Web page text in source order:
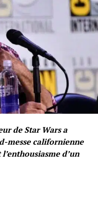
de Star Wars a
messe californienne
d’un